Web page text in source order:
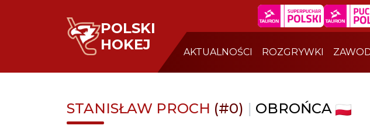
POLSKI
HOKEJ
AKTUALNOŚCI ROZGRYWKI
STANISŁAW PROCH (#0) | OBROŃCA